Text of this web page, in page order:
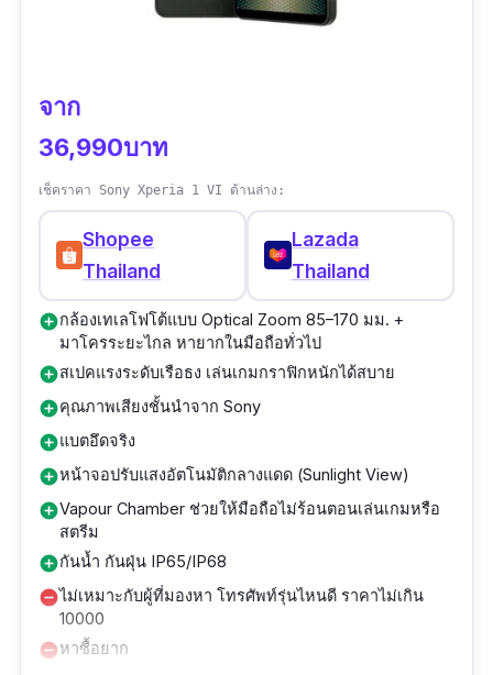
แบตเตอรี่ขนาดใหญ่ 5,800 mAh พร้อมชาร์จไว
เช่น ROG Tessen Controller และ AeroActive
Cooler แม้จะเน้นเกม แต่ยังใส่กล้องหลังระดับโปร
มืออาชีพ ROG Phone 9 Pro ไม่ใช่แค่มือถือเล่น
เกม แต่มันคืออาวุธของสายแข่งที่ต้องการความ
เสถียรขั้นสุดในทุกสนามรบ
จาก
36,990บาท
เช็คราคา Sony Xperia 1 VI ด้านล่าง:
Shopee
Thailand
Lazada
Thailand
add_circleกล้องเทเลโฟโต้แบบ Optical Zoom 85–170 มม. +
มาโครระยะไกล หายากในมือถือทั่วไป
add_circleสเปคแรงระดับเรือธง เล่นเกมกราฟิกหนักได้สบาย
add_circleคุณภาพเสียงชั้นนำจาก Sony
add_circleแบตอึดจริง
add_circleหน้าจอปรับแสงอัตโนมัติกลางแดด (Sunlight View)
add_circleVapour Chamber ช่วยให้มือถือไม่ร้อนตอนเล่นเกมหรือ
สตรีม
add_circleกันน้ำ กันฝุ่น IP65/IP68
remove_circleไม่เหมาะกับผู้ที่มองหา โทรศัพท์รุ่นไหนดี ราคาไม่เกิน
10000
remove_circleหาซื้อยาก